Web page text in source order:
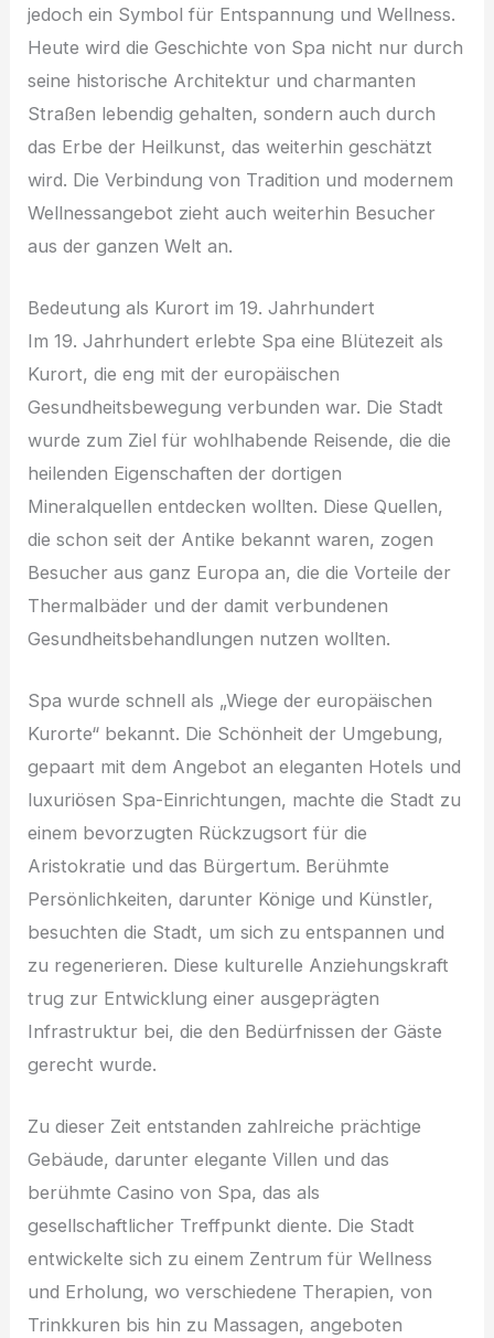
jedoch ein Symbol für Entspannung und Wellness.
Heute wird die Geschichte von Spa nicht nur durch
seine historische Architektur und charmanten
Straßen lebendig gehalten, sondern auch durch
das Erbe der Heilkunst, das weiterhin geschätzt
wird. Die Verbindung von Tradition und modernem
Wellnessangebot zieht auch weiterhin Besucher
aus der ganzen Welt an.
Bedeutung als Kurort im 19. Jahrhundert
Im 19. Jahrhundert erlebte Spa eine Blütezeit als
Kurort, die eng mit der europäischen
Gesundheitsbewegung verbunden war. Die Stadt
wurde zum Ziel für wohlhabende Reisende, die die
heilenden Eigenschaften der dortigen
Mineralquellen entdecken wollten. Diese Quellen,
die schon seit der Antike bekannt waren, zogen
Besucher aus ganz Europa an, die die Vorteile der
Thermalbäder und der damit verbundenen
Gesundheitsbehandlungen nutzen wollten.
Spa wurde schnell als „Wiege der europäischen
Kurorte“ bekannt. Die Schönheit der Umgebung,
gepaart mit dem Angebot an eleganten Hotels und
luxuriösen Spa-Einrichtungen, machte die Stadt zu
einem bevorzugten Rückzugsort für die
Aristokratie und das Bürgertum. Berühmte
Persönlichkeiten, darunter Könige und Künstler,
besuchten die Stadt, um sich zu entspannen und
zu regenerieren. Diese kulturelle Anziehungskraft
trug zur Entwicklung einer ausgeprägten
Infrastruktur bei, die den Bedürfnissen der Gäste
gerecht wurde.
Zu dieser Zeit entstanden zahlreiche prächtige
Gebäude, darunter elegante Villen und das
berühmte Casino von Spa, das als
gesellschaftlicher Treffpunkt diente. Die Stadt
entwickelte sich zu einem Zentrum für Wellness
und Erholung, wo verschiedene Therapien, von
Trinkkuren bis hin zu Massagen, angeboten